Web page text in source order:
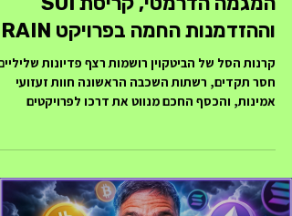
וההזדמנות החמה בפרויקט RAIN
קרנות הסל של הביטקוין רושמות רצף פדיונות
חסר תקדים, רשתות השכבה הראשונה חוות זעזועי
אמינות, והכסף החכם מנווט את דרכו לפרויקטים
ודשדוש ממושך, מלווה בבריחת כספים מסיבית
הסל (ETFs) לטובת סקטור ה-AI בוול סטריט, האקשן